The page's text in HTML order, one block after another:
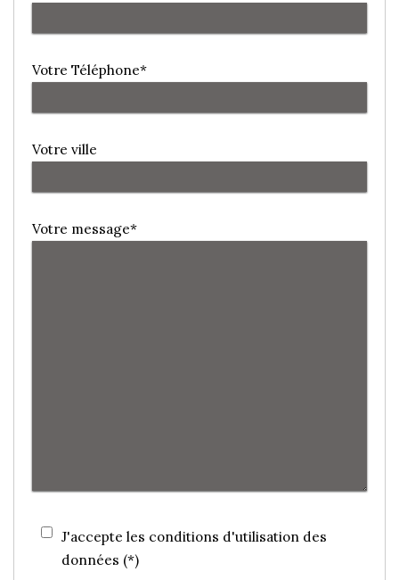
Votre Téléphone*
Votre ville
Votre message*
J'accepte les conditions d'utilisation des
données (*)